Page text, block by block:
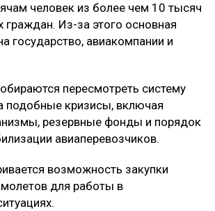
человек из более чем 10 тысяч
граждан. Из-за этого основная
государство, авиакомпании и
пересмотреть систему
подобные кризисы, включая
резервные фонды и порядок
авиаперевозчиков.
возможность закупки
для работы в